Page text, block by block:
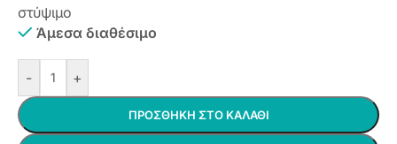
στύψιμο
Άμεσα διαθέσιμο
- +
ΠΡΟΣΘΉΚΗ ΣΤΟ ΚΑΛΆΘΙ